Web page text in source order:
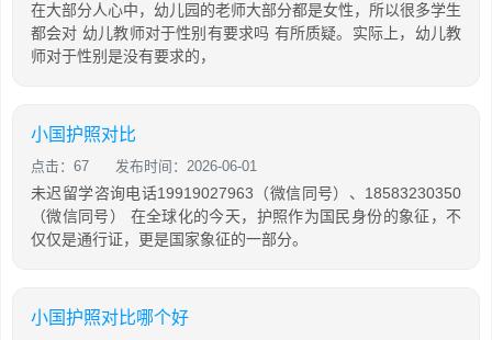
在大部分人心中，幼儿园的老师大部分都是女性，所以很多学生
都会对 幼儿教师对于性别有要求吗 有所质疑。实际上，幼儿教
师对于性别是没有要求的，
小国护照对比
点击：67 发布时间：2026-06-01
未迟留学咨询电话19919027963（微信同号）、18583230350
（微信同号） 在全球化的今天，护照作为国民身份的象征，不
仅仅是通行证，更是国家象征的一部分。
小国护照对比哪个好